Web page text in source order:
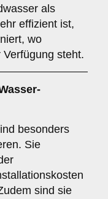
als
effizient ist,
wo
steht.
besonders
Sie
sind sie